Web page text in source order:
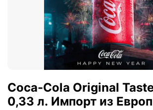
Coca-Cola Original
0,33 л. Импорт из